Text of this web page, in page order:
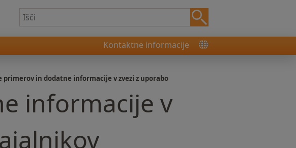
Kontaktne informacije
primerov in dodatne informacije v zvezi z uporabo
informacije v